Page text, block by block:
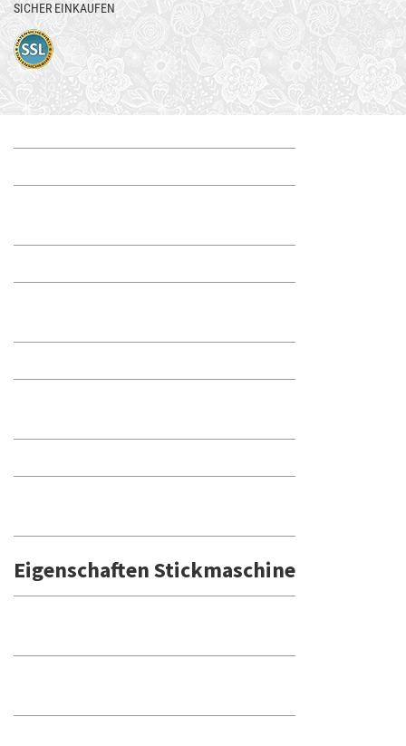
Eigenschaften Stickmaschine
SICHER EINKAUFEN